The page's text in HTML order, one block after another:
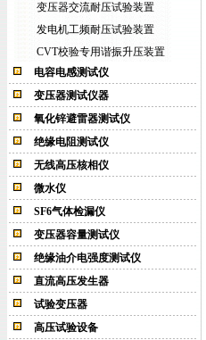
变压器交流耐压试验装置
发电机工频耐压试验装置
CVT校验专用谐振升压装置
电容电感测试仪
变压器测试仪器
氧化锌避雷器测试仪
绝缘电阻测试仪
无线高压核相仪
微水仪
SF6气体检漏仪
变压器容量测试仪
绝缘油介电强度测试仪
直流高压发生器
试验变压器
高压试验设备